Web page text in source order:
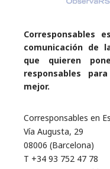
Corresponsables
comunicación de
que quieren
responsables
mejor.
Corresponsables en
Vía Augusta, 29
08006 (Barcelona)
T +34 93 752 47 78